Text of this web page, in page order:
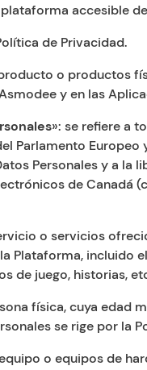
plataforma accesible
de Privacidad.
o productos
y en las
»: se refiere a
Parlamento
Personales y a la
de Canadá
o servicios
Plataforma, incluido
de juego, historias,
física, cuya edad
se rige por la
o equipos de